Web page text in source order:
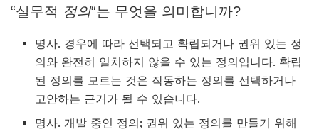
“실무적 정의“는 무엇을 의미합니까?
명사. 경우에 따라 선택되고 확립되거나 권위 있는 정
의와 완전히 일치하지 않을 수 있는 정의입니다. 확립
된 정의를 모르는 것은 작동하는 정의를 선택하거나
고안하는 근거가 될 수 있습니다.
명사. 개발 중인 정의; 권위 있는 정의를 만들기 위해